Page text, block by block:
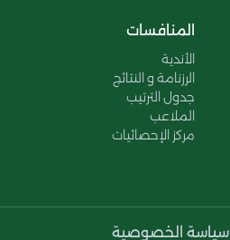
المنافسات
الأندية
الرزنامة و النتائج
جدول الترتيب
الملاعب
مركز الإحصائيات
سياسة الخصوصية